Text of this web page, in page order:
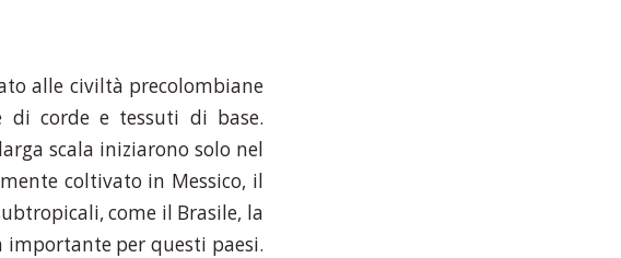
alle civiltà precolombiane
di corde e tessuti di base.
scala iniziarono solo nel
coltivato in Messico, il
come il Brasile, la
importante per questi paesi.